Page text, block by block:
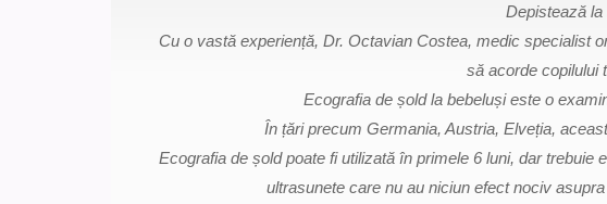
Depistează
Cu o vastă experiență, Dr. Octavian Costea, medic specialist
să acorde copilului
Ecografia de șold la bebeluși este o
În țări precum Germania, Austria, Elveția,
Ecografia de șold poate fi utilizată în primele 6 luni, dar
ultrasunete care nu au niciun efect nociv